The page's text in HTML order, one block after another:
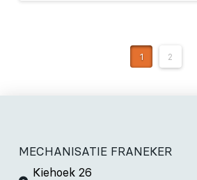
1 2
MECHANISATIE FRANEKER
Kiehoek 26